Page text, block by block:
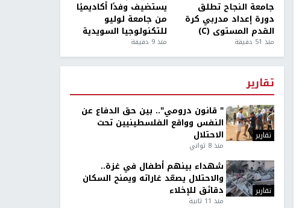
جامعة النجاح تطلق
دورة إعداد مدربي كرة
القدم المستوى (C)
منذ 51 دقيقة
يستضيف وفدًا أكاديميًا
من جامعة لوليو
للتكنولوجيا السويدية
منذ 9 دقيقة
تقارير
تقارير
" قانون درومي".. بين حق الدفاع عن
النفس وواقع الفلسطينيين تحت
الاحتلال
منذ 8 ثواني
تقارير
شهداء بينهم أطفال في غزة..
والاحتلال يصعّد غاراته ويمنح السكان
دقائق للإخلاء
منذ 11 ثانية